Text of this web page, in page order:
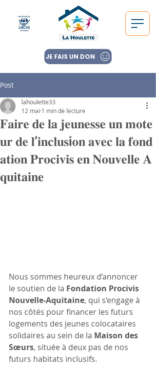
JE FAIS UN DON
Post
𝐅𝐚𝐢𝐫𝐞 𝐝𝐞 𝐥𝐚 𝐣𝐞𝐮𝐧𝐞𝐬𝐬𝐞 𝐮𝐧 𝐦𝐨𝐭𝐞
𝐮𝐫 𝐝𝐞 𝐥’𝐢𝐧𝐜𝐥𝐮𝐬i𝐨𝐧 𝐚𝐯𝐞𝐜 𝐥𝐚 𝐟𝐨𝐧𝐝
𝐚𝐭𝐢𝐨𝐧 𝐏𝐫𝐨𝐜𝐢𝐯𝐢𝐬 𝐞𝐧 𝐍𝐨𝐮𝐯𝐞𝐥𝐥𝐞 𝐀
𝐪𝐮𝐢𝐭𝐚𝐢𝐧𝐞
lahoulette33
12 mai 1 min de lecture
Nous sommes heureux d’annoncer
le soutien de la Fondation Procivis
Nouvelle-Aquitaine, qui s’engage à
nos côtés pour financer les futurs
logements des jeunes colocataires
solidaires au sein de la Maison des
Sœurs, située à deux pas de nos
futurs habitats inclusifs.